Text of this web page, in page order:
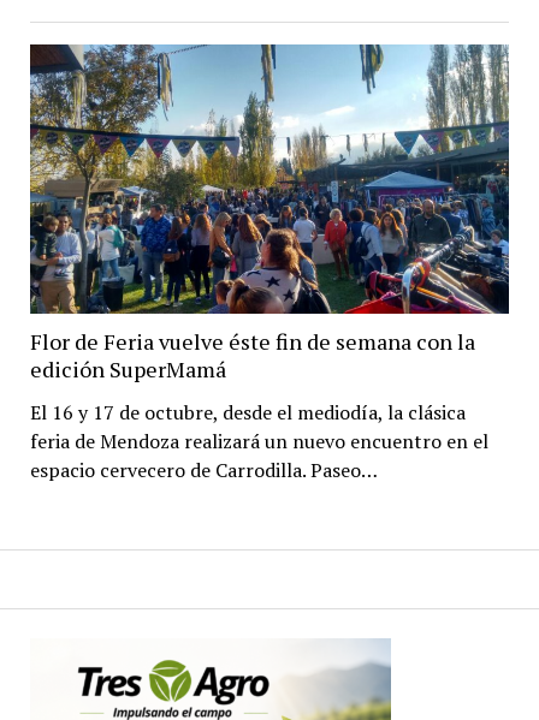
Flor de Feria vuelve éste fin de semana con la
edición SuperMamá
El 16 y 17 de octubre, desde el mediodía, la clásica
feria de Mendoza realizará un nuevo encuentro en el
espacio cervecero de Carrodilla. Paseo…